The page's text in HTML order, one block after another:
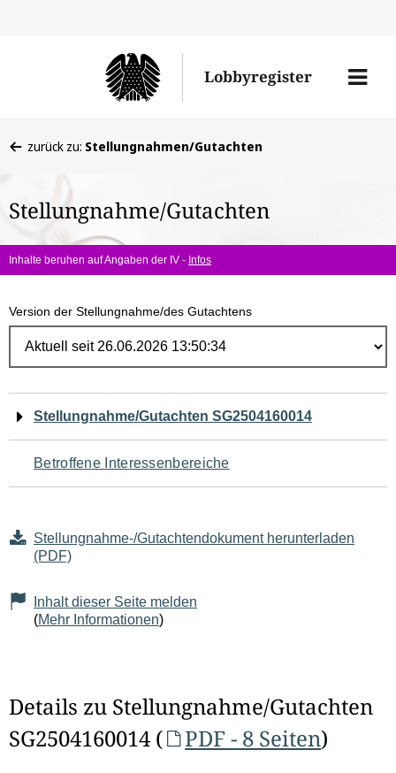
Lobbyregister
Menü
befinden
hier:
zurück zu: Stellungnahmen/Gutachten
Stellungnahme/Gutachten
Inhalte beruhen auf Angaben der IV - Infos
Version der Stellungnahme/des Gutachtens
Navigation
für
den
Seiteninhalt
Stellungnahme/Gutachten SG2504160014
Betroffene Interessenbereiche
Stellungnahme-/Gutachtendokument herunterladen
(PDF)
Inhalt dieser Seite melden
(Mehr Informationen)
Details zu Stellungnahme/Gutachten
SG2504160014 (
PDF - 8 Seiten)